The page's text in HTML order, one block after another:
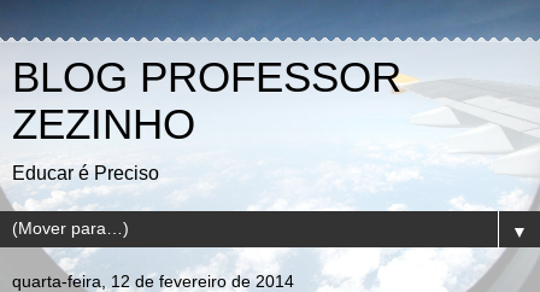
BLOG PROFESSOR
ZEZINHO
Educar é Preciso
▼
quarta-feira, 12 de fevereiro de 2014